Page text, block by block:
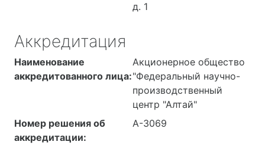
д. 1
Аккредитация
Наименование
аккредитованного лица:
Акционерное общество
"Федеральный научно-
производственный
центр "Алтай"
Номер решения об
аккредитации:
А-3069